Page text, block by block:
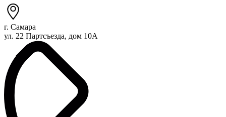
г. Самара
ул. 22 Партсъезда, дом 10А